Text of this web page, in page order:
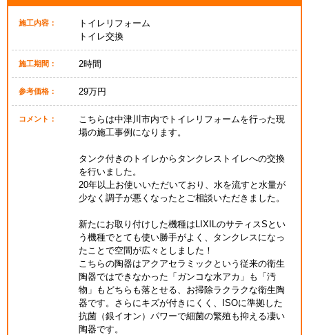
施工内容：
トイレリフォーム
トイレ交換
施工期間： 2時間
参考価格： 29万円
コメント：
こちらは中津川市内でトイレリフォームを行った現
場の施工事例になります。
タンク付きのトイレからタンクレストイレへの交換
を行いました。
20年以上お使いいただいており、水を流すと水量が
少なく調子が悪くなったとご相談いただきました。
新たにお取り付けした機種はLIXILのサティスSとい
う機種でとても使い勝手がよく、タンクレスになっ
たことで空間が広々としました！
こちらの陶器はアクアセラミックという従来の衛生
陶器ではできなかった「ガンコな水アカ」も「汚
物」もどちらも落とせる、お掃除ラクラクな衛生陶
器です。さらにキズが付きにくく、ISOに準拠した
抗菌（銀イオン）パワーで細菌の繁殖も抑える凄い
陶器です。